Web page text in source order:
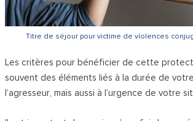
Titre de séjour pour victime de violences
Les critères pour bénéficier de cette
souvent des éléments liés à la durée de
l’agresseur, mais aussi à l’urgence de votre